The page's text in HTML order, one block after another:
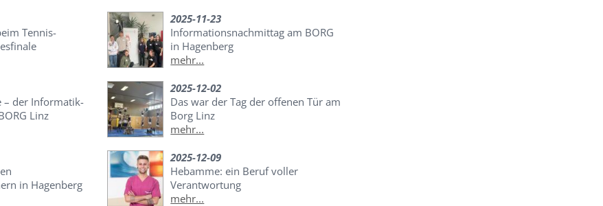
Tennis-
2025-11-23
Informationsnachmittag am BORG
in Hagenberg
mehr...
– der Informatik-
Linz
2025-12-02
Das war der Tag der offenen Tür am
Borg Linz
mehr...
in Hagenberg
2025-12-09
Hebamme: ein Beruf voller
Verantwortung
mehr...